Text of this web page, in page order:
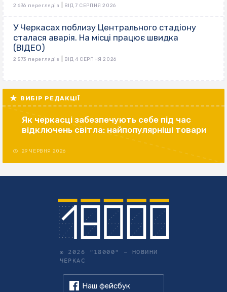
2 636 переглядів ВІД 7 СЕРПНЯ 2026
У Черкасах поблизу Центрального стадіону
сталася аварія. На місці працює швидка
(ВІДЕО)
2 573 переглядів ВІД 4 СЕРПНЯ 2026
ВИБІР РЕДАКЦІЇ
Як черкасці забезпечують себе під час
відключень світла: найпопулярніші товари
29 ЧЕРВНЯ 2026
© 2026 "18000" – НОВИНИ
ЧЕРКАС
Наш фейсбук